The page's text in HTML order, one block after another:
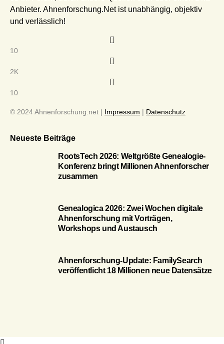
Anbieter. Ahnenforschung.Net ist unabhängig, objektiv
und verlässlich!
10
2K
10
© 2024 Ahnenforschung.net | Impressum | Datenschutz
Neueste Beiträge
RootsTech 2026: Weltgrößte Genealogie-
Konferenz bringt Millionen Ahnenforscher
zusammen
Genealogica 2026: Zwei Wochen digitale
Ahnenforschung mit Vorträgen,
Workshops und Austausch
Ahnenforschung-Update: FamilySearch
veröffentlicht 18 Millionen neue Datensätze